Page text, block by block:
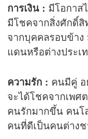
การเงิน : มีโอกาส
มีโชคจากสิ่งศักดิ์สิ
จากบุคคลรอบข้าง
แดนหรือต่างประเ
ความรัก : คนมีคู่
จะได้โชคจากเพศ
คนรักมากขึ้น คนโ
คนที่ดีเป็นคนต่าง